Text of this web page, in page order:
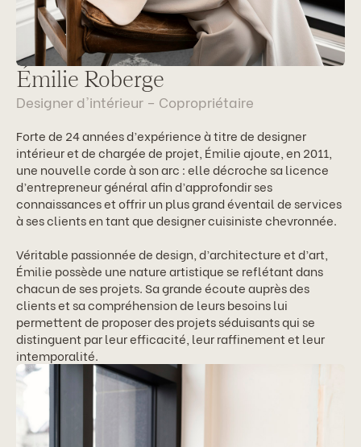
Émilie Roberge
Designer d'intérieur – Copropriétaire
Forte de 24 années d’expérience à titre de designer
intérieur et de chargée de projet, Émilie ajoute, en 2011,
une nouvelle corde à son arc : elle décroche sa licence
d’entrepreneur général afin d’approfondir ses
connaissances et offrir un plus grand éventail de services
à ses clients en tant que designer cuisiniste chevronnée.
Véritable passionnée de design, d’architecture et d’art,
Émilie possède une nature artistique se reflétant dans
chacun de ses projets. Sa grande écoute auprès des
clients et sa compréhension de leurs besoins lui
permettent de proposer des projets séduisants qui se
distinguent par leur efficacité, leur raffinement et leur
intemporalité.